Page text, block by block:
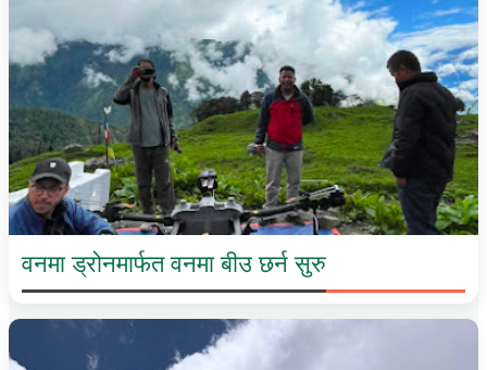
वनमा ड्रोनमार्फत वनमा बीउ छर्न सुरु